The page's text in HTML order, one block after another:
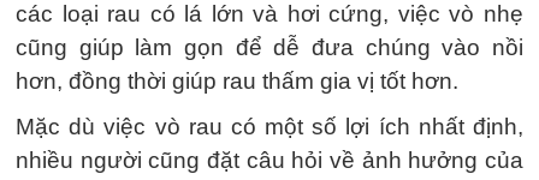
các loại rau có lá lớn và hơi cứng, việc vò nhẹ
cũng giúp làm gọn để dễ đưa chúng vào nồi
hơn, đồng thời giúp rau thấm gia vị tốt hơn.
Mặc dù việc vò rau có một số lợi ích nhất định,
nhiều người cũng đặt câu hỏi về ảnh hưởng của